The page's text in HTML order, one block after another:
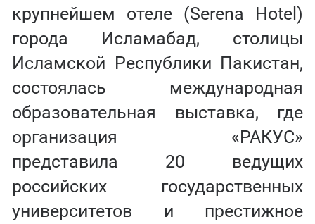
крупнейшем отеле (Serena Hotel)
города Исламабад, столицы
Исламской Республики Пакистан,
состоялась международная
образовательная выставка, где
организация «РАКУС»
представила 20 ведущих
российских государственных
университетов и престижное